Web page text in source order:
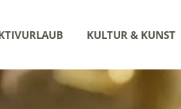
KULTUR & KUNST